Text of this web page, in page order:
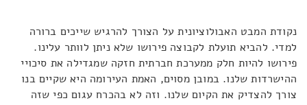
נקודת המבט האבולוציונית על הצורך להרגיש שייכים ברורה
למדי. להביא תועלת לקבוצה פירושו שלא ניתן לוותר עלינו.
פירושו להיות חלק ממערכת חברתית חזקה שמגדילה את סיכויי
ההישרדות שלנו. במובן מסוים, האמת העירומה היא שקיים בנו
צורך להצדיק את הקיום שלנו. וזה לא בהכרח עגום כפי שזה